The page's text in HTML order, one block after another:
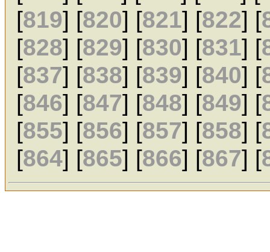
[819] [820] [821] [822] [
[828] [829] [830] [831] [
[837] [838] [839] [840] [
[846] [847] [848] [849] [
[855] [856] [857] [858] [
[864] [865] [866] [867] [